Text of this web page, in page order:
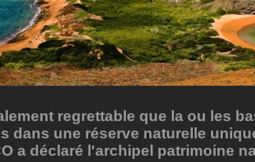
regrettable que la ou les
dans une réserve naturelle
a déclaré l'archipel patrimoine